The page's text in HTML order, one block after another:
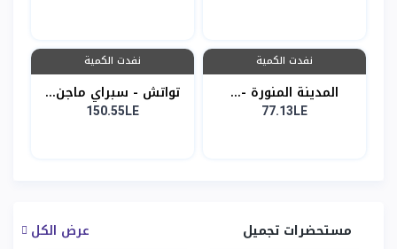
نفدت الكمية
المدينة المنورة -...
77.13LE
نفدت الكمية
تواتش - سبراي ماجن...
150.55LE
مستحضرات تجميل عرض الكل